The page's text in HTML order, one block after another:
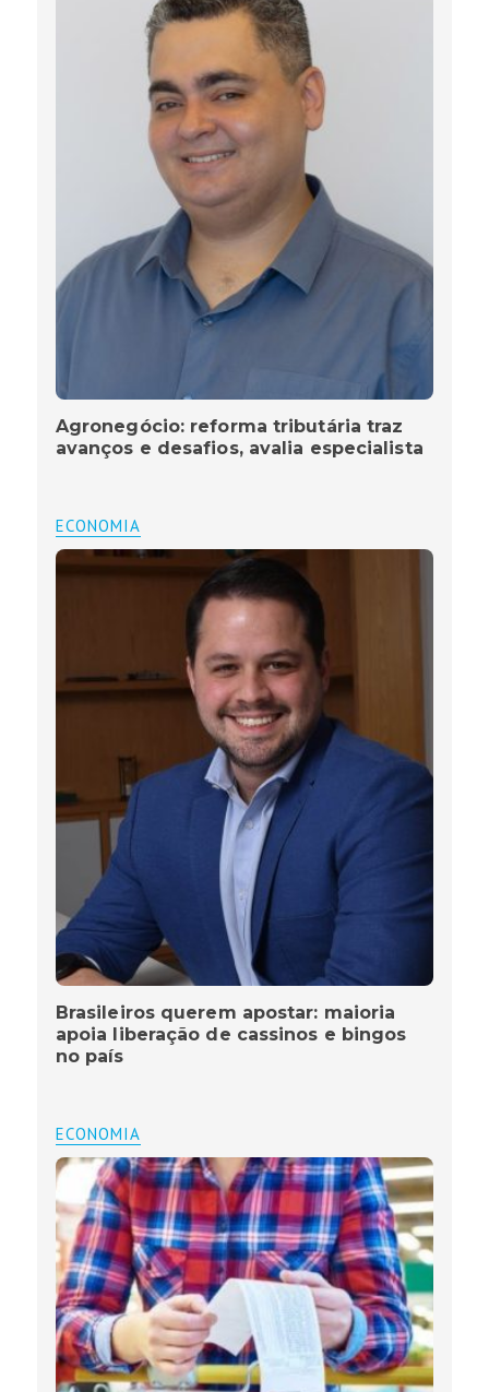
Agronegócio: reforma tributária traz
avanços e desafios, avalia especialista
ECONOMIA
Brasileiros querem apostar: maioria
apoia liberação de cassinos e bingos
no país
ECONOMIA